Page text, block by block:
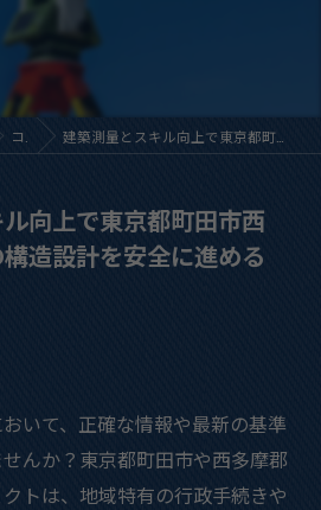
コラム 建築測量とスキル向上で東京都町田市西多摩郡瑞穂町の構造設計を安全に進める実践ガイド
向上で東京都町田市西
造設計を安全に進める
いて、正確な情報や最新の基準
んか？東京都町田市や西多摩郡
トは、地域特有の行政手続きや